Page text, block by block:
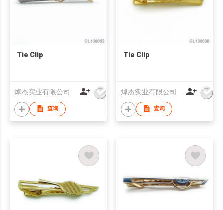
Tie Clip
焯杰实业有限公司
查询
Tie Clip
焯杰实业有限公司
查询